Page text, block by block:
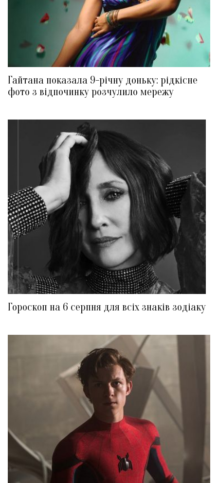
Гайтана показала 9-річну доньку: рідкісне
фото з відпочинку розчулило мережу
Гороскоп на 6 серпня для всіх знаків зодіаку